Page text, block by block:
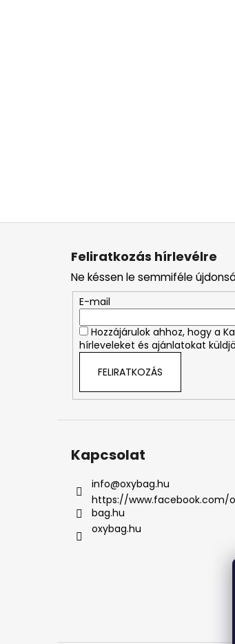
L
Feliratkozás hírlevélre
Ne késsen le semmiféle
E-mail
Hozzájárulok ahhoz, hogy a
hírleveleket és ajánlatokat
FELIRATKOZÁS
Kapcsolat
info@oxybag.hu
https://www.facebook.com/
bag.hu
oxybag.hu